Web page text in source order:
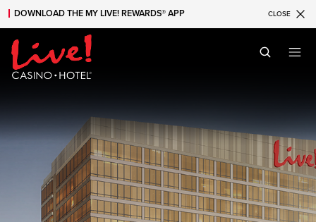
Skip to main content
Skip to mobile navigation
Skip to search
DOWNLOAD THE MY LIVE! REWARDS® APP CLOSE